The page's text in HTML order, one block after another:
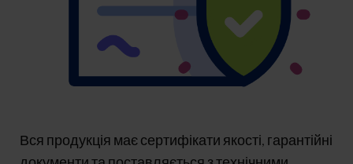
Вся продукція має сертифікати якості, гарантійні